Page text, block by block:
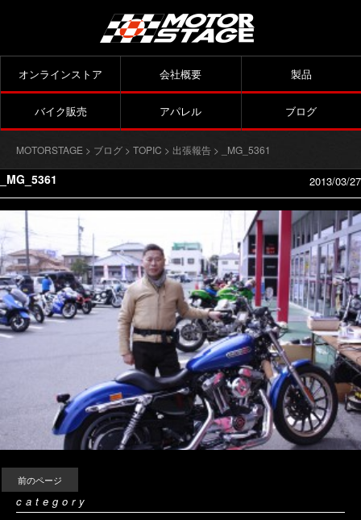
オンラインストア 会社概要 製品
バイク販売 アパレル ブログ
MOTORSTAGE > ブログ > TOPIC > 出張報告 > _MG_5361
_MG_5361 2013/03/27
前のページ
category